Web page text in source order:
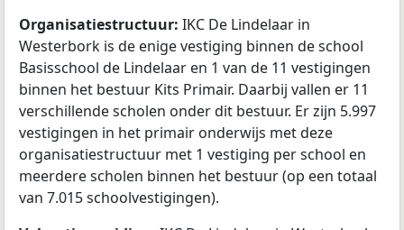
Organisatiestructuur: IKC De Lindelaar in
Westerbork is de enige vestiging binnen de school
Basisschool de Lindelaar en 1 van de 11 vestigingen
binnen het bestuur Kits Primair. Daarbij vallen er 11
verschillende scholen onder dit bestuur. Er zijn 5.997
vestigingen in het primair onderwijs met deze
organisatiestructuur met 1 vestiging per school en
meerdere scholen binnen het bestuur (op een totaal
van 7.015 schoolvestigingen).